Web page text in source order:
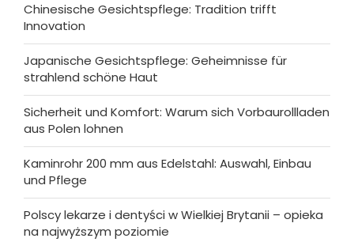
Chinesische Gesichtspflege: Tradition trifft
Innovation
Japanische Gesichtspflege: Geheimnisse für
strahlend schöne Haut
Sicherheit und Komfort: Warum sich Vorbaurollladen
aus Polen lohnen
Kaminrohr 200 mm aus Edelstahl: Auswahl, Einbau
und Pflege
Polscy lekarze i dentyści w Wielkiej Brytanii – opieka
na najwyższym poziomie